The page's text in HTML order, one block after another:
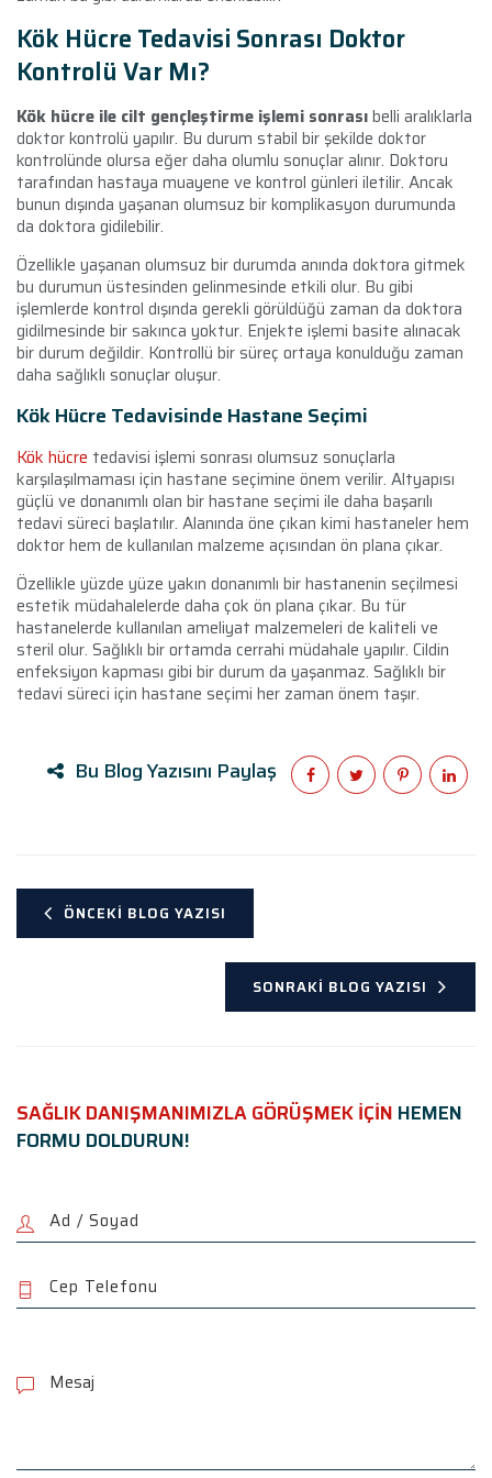
Kök Hücre Tedavisi Sonrası Doktor
Kontrolü Var Mı?
Kök hücre ile cilt gençleştirme işlemi sonrasıbelli aralıklarla
doktor kontrolü yapılır. Bu durum stabil bir şekilde doktor
kontrolünde olursa eğer daha olumlu sonuçlar alınır. Doktoru
tarafından hastaya muayene ve kontrol günleri iletilir. Ancak
bunun dışında yaşanan olumsuz bir komplikasyon durumunda
da doktora gidilebilir.
Özellikle yaşanan olumsuz bir durumda anında doktora gitmek
bu durumun üstesinden gelinmesinde etkili olur. Bu gibi
işlemlerde kontrol dışında gerekli görüldüğü zaman da doktora
gidilmesinde bir sakınca yoktur. Enjekte işlemi basite alınacak
bir durum değildir. Kontrollü bir süreç ortaya konulduğu zaman
daha sağlıklı sonuçlar oluşur.
Kök Hücre Tedavisinde Hastane Seçimi
Kök hücre tedavisi işlemi sonrası olumsuz sonuçlarla
karşılaşılmaması için hastane seçimine önem verilir. Altyapısı
güçlü ve donanımlı olan bir hastane seçimi ile daha başarılı
tedavi süreci başlatılır. Alanında öne çıkan kimi hastaneler hem
doktor hem de kullanılan malzeme açısından ön plana çıkar.
Özellikle yüzde yüze yakın donanımlı bir hastanenin seçilmesi
estetik müdahalelerde daha çok ön plana çıkar. Bu tür
hastanelerde kullanılan ameliyat malzemeleri de kaliteli ve
steril olur. Sağlıklı bir ortamda cerrahi müdahale yapılır. Cildin
enfeksiyon kapması gibi bir durum da yaşanmaz. Sağlıklı bir
tedavi süreci için hastane seçimi her zaman önem taşır.
Bu Blog Yazısını Paylaş
ÖNCEKI BLOG YAZISI
SONRAKI BLOG YAZISI
SAĞLIK DANIŞMANIMIZLA GÖRÜŞMEK İÇİN HEMEN
FORMU DOLDURUN!
l
e